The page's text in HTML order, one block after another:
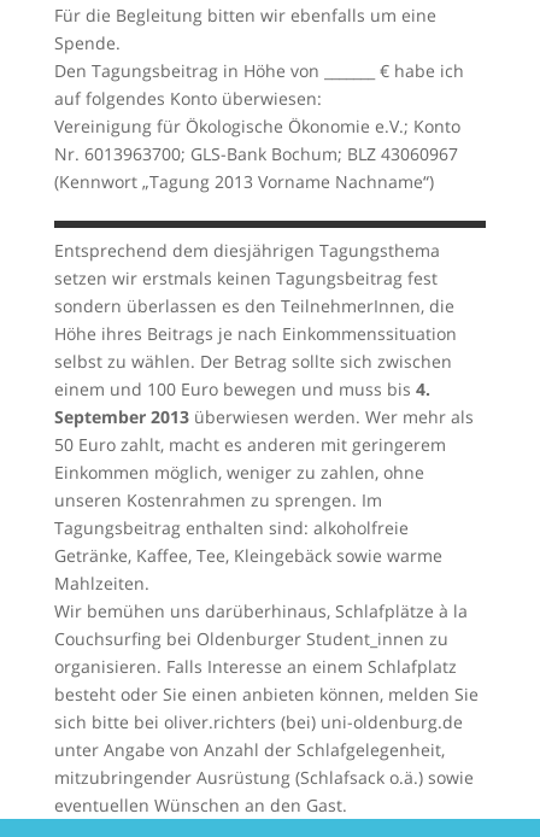
Für die Begleitung bitten wir ebenfalls um eine
Spende.
Den Tagungsbeitrag in Höhe von _______ € habe ich
auf folgendes Konto überwiesen:
Vereinigung für Ökologische Ökonomie e.V.; Konto
Nr. 6013963700; GLS-Bank Bochum; BLZ 43060967
(Kennwort „Tagung 2013 Vorname Nachname“)
Entsprechend dem diesjährigen Tagungsthema
setzen wir erstmals keinen Tagungsbeitrag fest
sondern überlassen es den TeilnehmerInnen, die
Höhe ihres Beitrags je nach Einkommenssituation
selbst zu wählen. Der Betrag sollte sich zwischen
einem und 100 Euro bewegen und muss bis 4.
September 2013überwiesen werden. Wer mehr als
50 Euro zahlt, macht es anderen mit geringerem
Einkommen möglich, weniger zu zahlen, ohne
unseren Kostenrahmen zu sprengen. Im
Tagungsbeitrag enthalten sind: alkoholfreie
Getränke, Kaffee, Tee, Kleingebäck sowie warme
Mahlzeiten.
Wir bemühen uns darüberhinaus, Schlafplätze à la
Couchsurfing bei Oldenburger Student_innen zu
organisieren. Falls Interesse an einem Schlafplatz
besteht oder Sie einen anbieten können, melden Sie
sich bitte bei oliver.richters (bei) uni-oldenburg.de
unter Angabe von Anzahl der Schlafgelegenheit,
mitzubringender Ausrüstung (Schlafsack o.ä.) sowie
eventuellen Wünschen an den Gast.